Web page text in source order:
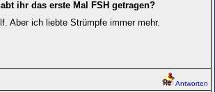
ihr das erste Mal FSH getragen?
Aber ich liebte Strümpfe immer mehr.
Antworten